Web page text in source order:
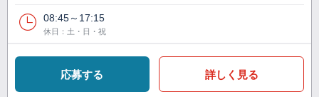
08:45～17:15
休日：土・日・祝
応募する 詳しく見る